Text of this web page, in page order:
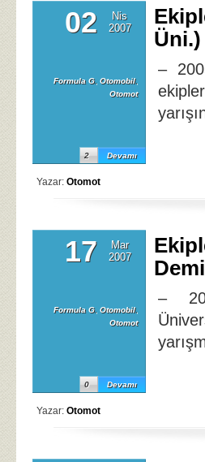
02
Nis
2007
Formula G, Otomobil,
Otomot
Devamı
2
Üni.)
–
Yazar: Otomot
17
Mar
2007
Formula G, Otomobil,
Otomot
Devamı
0
–
Yazar: Otomot